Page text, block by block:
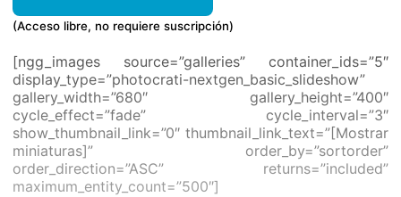
(Acceso libre, no requiere suscripción)
[ngg_images source=”galleries” container_ids=”5″
display_type=”photocrati-nextgen_basic_slideshow”
gallery_width=”680″ gallery_height=”400″
cycle_effect=”fade” cycle_interval=”3″
show_thumbnail_link=”0″ thumbnail_link_text=”[Mostrar
miniaturas]” order_by=”sortorder”
order_direction=”ASC” returns=”included”
maximum_entity_count=”500″]